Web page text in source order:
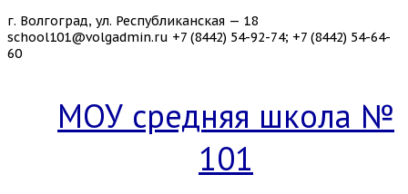
г. Волгоград, ул. Республиканская — 18
school101@volgadmin.ru +7 (8442) 54-92-74; +7 (8442) 54-64-
60
МОУ средняя школа №
101